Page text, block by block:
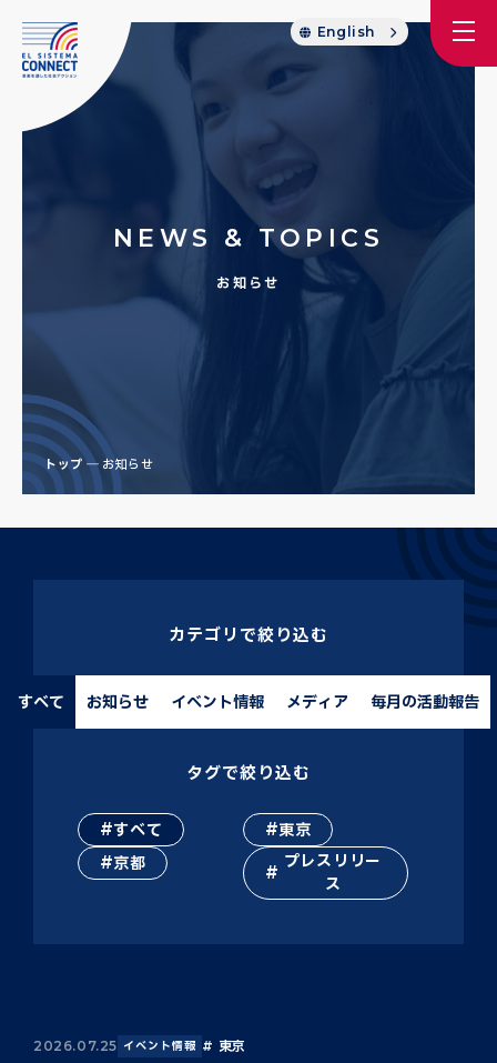
English
NEWS & TOPICS
お知らせ
トップ お知らせ
カテゴリで絞り込む
すべて お知らせ イベント情報 メディア 毎月の活動報告
タグで絞り込む
すべて
東京
京都
プレスリリー
ス
2026.07.25 イベント情報 東京